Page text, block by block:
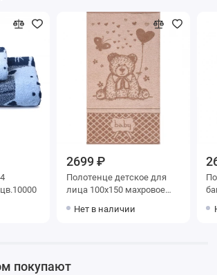
2699 ₽
Полотенце детское для
лица 100х150 махровое
Коричневый Teddy
Нет в наличии
покупают